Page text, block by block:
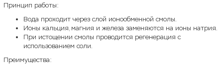
Принцип работы:
Вода проходит через слой ионообменной смолы.
Ионы кальция, магния и железа заменяются на ионы натрия.
При истощении смолы проводится регенерация с
использованием соли.
Преимущества: